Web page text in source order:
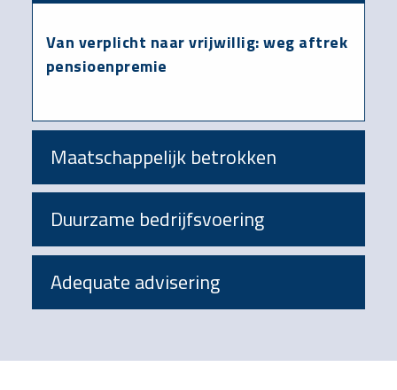
Van verplicht naar vrijwillig: weg aftrek
pensioenpremie
Maatschappelijk betrokken
Duurzame bedrijfsvoering
Adequate advisering